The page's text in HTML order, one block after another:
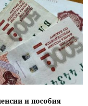
и пособия